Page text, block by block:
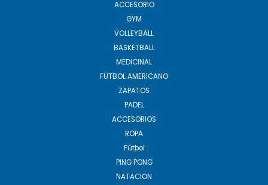
ACCESORIO
GYM
VOLLEYBALL
BASKETBALL
MEDICINAL
FUTBOL AMERICANO
ZAPATOS
PADEL
ACCESORIOS
ROPA
Fútbol
PING PONG
NATACION